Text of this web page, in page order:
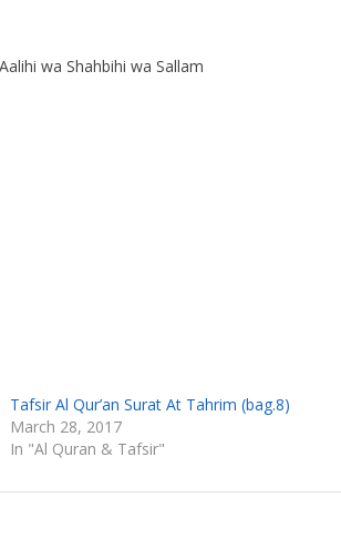
wa Shahbihi wa Sallam
Tafsir Al Qur’an Surat At Tahrim (bag.8)
March 28, 2017
In "Al Quran & Tafsir"